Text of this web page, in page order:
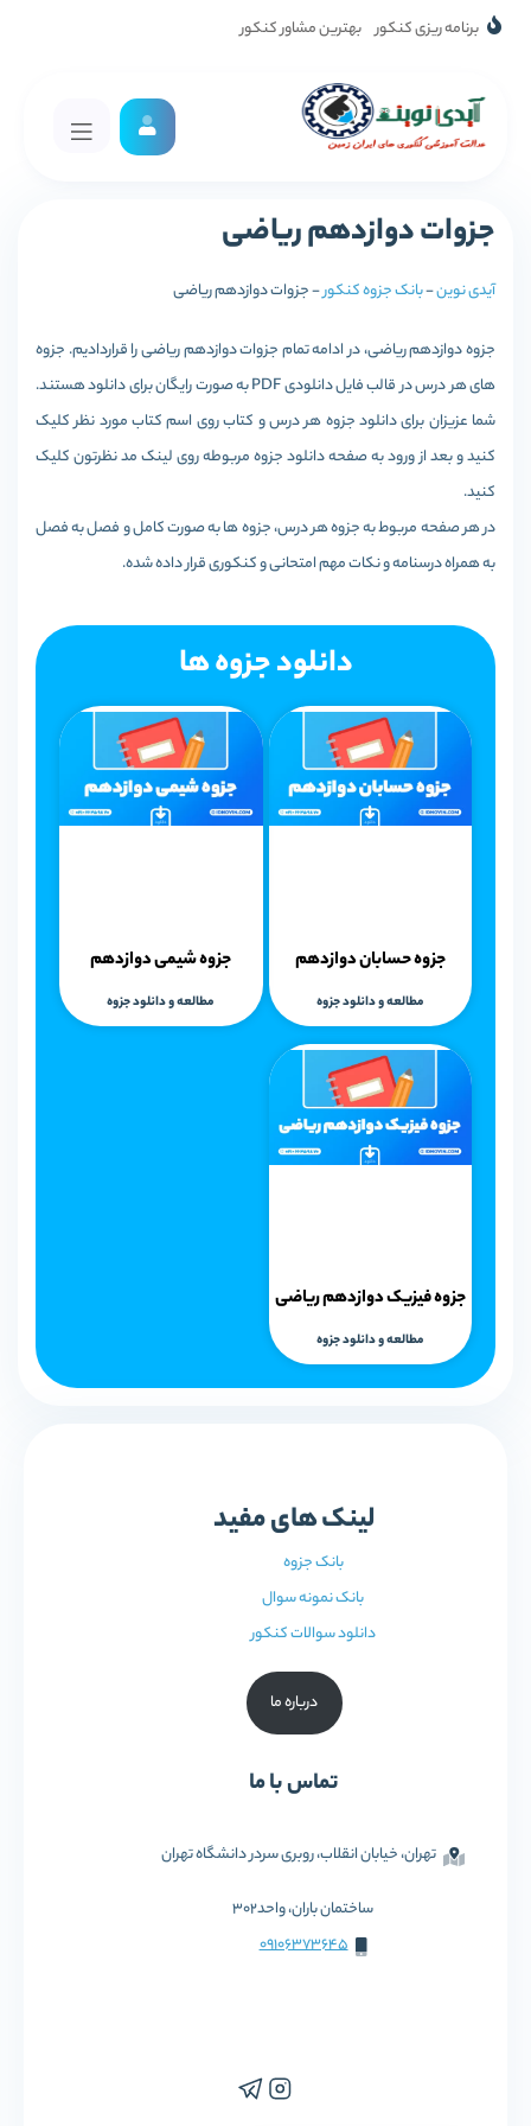
برنامه ریزی کنکور بهترین مشاور کنکور
جزوات دوازدهم ریاضی
آیدی نوین-بانک جزوه کنکور-جزوات دوازدهم ریاضی
جزوه دوازدهم ریاضی، در ادامه تمام جزوات دوازدهم ریاضی را قراردادیم. جزوه
های هر درس در قالب فایل دانلودی PDF به صورت رایگان برای دانلود هستند.
شما عزیزان برای دانلود جزوه هر درس و کتاب روی اسم کتاب مورد نظر کلیک
کنید و بعد از ورود به صفحه دانلود جزوه مربوطه روی لینک مد نظرتون کلیک
کنید.
در هر صفحه مربوط به جزوه هر درس، جزوه ها به صورت کامل و فصل به فصل
به همراه درسنامه و نکات مهم امتحانی و کنکوری قرار داده شده.
دانلود جزوه ها
جزوه حسابان دوازدهم
مطالعه و دانلود جزوه
جزوه شیمی دوازدهم
مطالعه و دانلود جزوه
جزوه فیزیک دوازدهم ریاضی
مطالعه و دانلود جزوه
لینک های مفید
بانک جزوه
بانک نمونه سوال
دانلود سوالات کنکور
درباره ما
تماس با ما
تهران، خیابان انقلاب، روبری سردر دانشگاه تهران
ساختمان باران، واحد302
09106373645